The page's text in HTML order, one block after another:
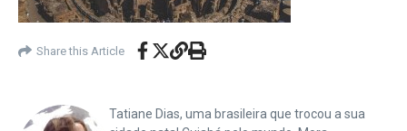
Share this Article
Tatiane Dias, uma brasileira que trocou a sua